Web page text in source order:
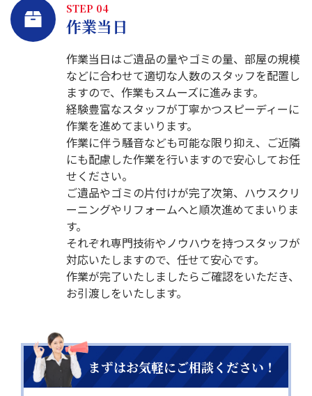
STEP 04
作業当日
作業当日はご遺品の量やゴミの量、部屋の規模
などに合わせて適切な人数のスタッフを配置し
ますので、作業もスムーズに進みます。
経験豊富なスタッフが丁寧かつスピーディーに
作業を進めてまいります。
作業に伴う騒音なども可能な限り抑え、ご近隣
にも配慮した作業を行いますので安心してお任
せください。
ご遺品やゴミの片付けが完了次第、ハウスクリ
ーニングやリフォームへと順次進めてまいりま
す。
それぞれ専門技術やノウハウを持つスタッフが
対応いたしますので、任せて安心です。
作業が完了いたしましたらご確認をいただき、
お引渡しをいたします。
まずはお気軽にご相談ください！